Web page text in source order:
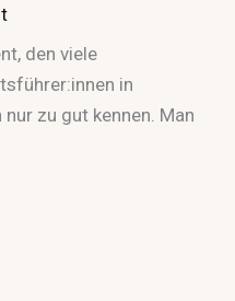
den viele
in
zu gut kennen. Man